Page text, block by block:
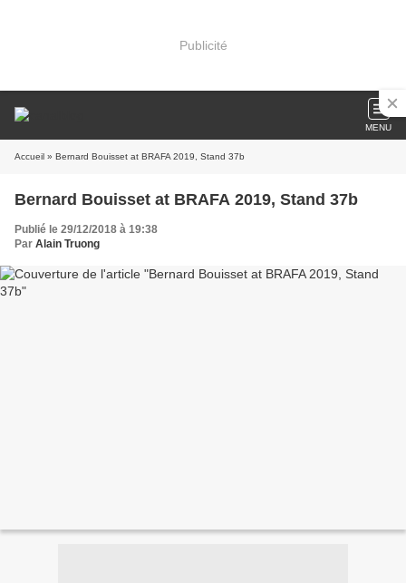
Publicité
MENU
Accueil » Bernard Bouisset at BRAFA 2019, Stand 37b
Bernard Bouisset at BRAFA 2019, Stand 37b
Publié le 29/12/2018 à 19:38
Par Alain Truong